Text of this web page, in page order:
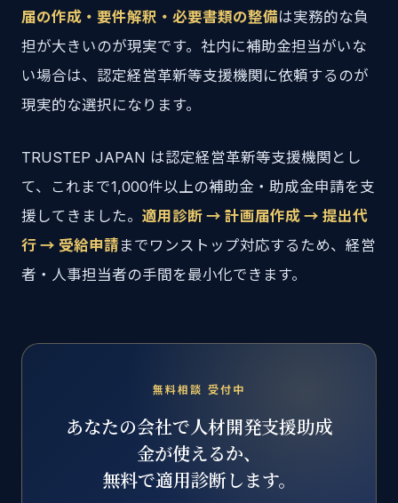
届の作成・要件解釈・必要書類の整備は実務的な負
担が大きいのが現実です。社内に補助金担当がいな
い場合は、認定経営革新等支援機関に依頼するのが
現実的な選択になります。
TRUSTEP JAPAN は認定経営革新等支援機関とし
て、これまで1,000件以上の補助金・助成金申請を支
援してきました。 適用診断 → 計画届作成 → 提出代
行 → 受給申請 までワンストップ対応するため、経営
者・人事担当者の手間を最小化できます。
無料相談 受付中
あなたの会社で人材開発支援助成
金が使えるか、
無料で適用診断します。